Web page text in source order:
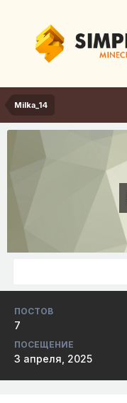
Milka_14
ПОСТОВ
7
ПОСЕЩЕНИЕ
3 апреля, 2025